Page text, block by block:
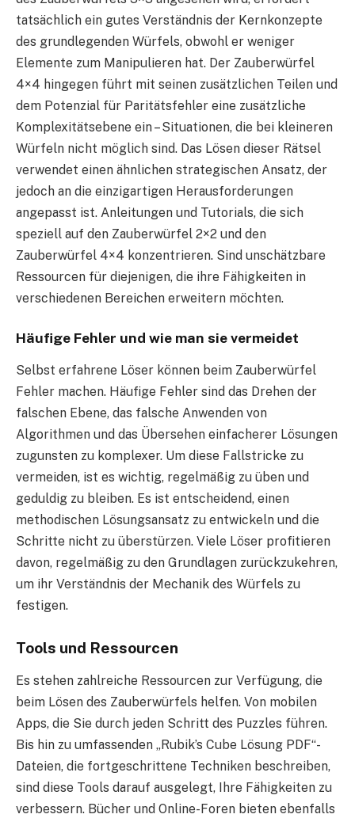
tatsächlich ein gutes Verständnis der Kernkonzepte
des grundlegenden Würfels, obwohl er weniger
Elemente zum Manipulieren hat. Der Zauberwürfel
4×4 hingegen führt mit seinen zusätzlichen Teilen und
dem Potenzial für Paritätsfehler eine zusätzliche
Komplexitätsebene ein – Situationen, die bei kleineren
Würfeln nicht möglich sind. Das Lösen dieser Rätsel
verwendet einen ähnlichen strategischen Ansatz, der
jedoch an die einzigartigen Herausforderungen
angepasst ist. Anleitungen und Tutorials, die sich
speziell auf den Zauberwürfel 2×2 und den
Zauberwürfel 4×4 konzentrieren. Sind unschätzbare
Ressourcen für diejenigen, die ihre Fähigkeiten in
verschiedenen Bereichen erweitern möchten.
Häufige Fehler und wie man sie vermeidet
Selbst erfahrene Löser können beim Zauberwürfel
Fehler machen. Häufige Fehler sind das Drehen der
falschen Ebene, das falsche Anwenden von
Algorithmen und das Übersehen einfacherer Lösungen
zugunsten zu komplexer. Um diese Fallstricke zu
vermeiden, ist es wichtig, regelmäßig zu üben und
geduldig zu bleiben. Es ist entscheidend, einen
methodischen Lösungsansatz zu entwickeln und die
Schritte nicht zu überstürzen. Viele Löser profitieren
davon, regelmäßig zu den Grundlagen zurückzukehren,
um ihr Verständnis der Mechanik des Würfels zu
festigen.
Tools und Ressourcen
Es stehen zahlreiche Ressourcen zur Verfügung, die
beim Lösen des Zauberwürfels helfen. Von mobilen
Apps, die Sie durch jeden Schritt des Puzzles führen.
Bis hin zu umfassenden „Rubik’s Cube Lösung PDF“-
Dateien, die fortgeschrittene Techniken beschreiben,
sind diese Tools darauf ausgelegt, Ihre Fähigkeiten zu
verbessern. Bücher und Online-Foren bieten ebenfalls